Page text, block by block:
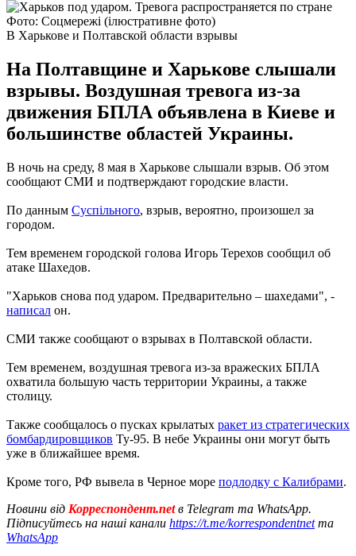
Фото: Соцмережі (ілюстративне фото)
В Харькове и Полтавской области взрывы
На Полтавщине и Харькове слышали
взрывы. Воздушная тревога из-за
движения БПЛА объявлена в Киеве и
большинстве областей Украины.
В ночь на среду, 8 мая в Харькове слышали взрыв. Об этом
сообщают СМИ и подтверждают городские власти.
По данным Суспільного, взрыв, вероятно, произошел за
городом.
Тем временем городской голова Игорь Терехов сообщил об
атаке Шахедов.
"Харьков снова под ударом. Предварительно – шахедами", -
написал он.
СМИ также сообщают о взрывах в Полтавской области.
Тем временем, воздушная тревога из-за вражеских БПЛА
охватила большую часть территории Украины, а также
столицу.
Также сообщалось о пусках крылатых ракет из стратегических
бомбардировщиков Ту-95. В небе Украины они могут быть
уже в ближайшее время.
Кроме того, РФ вывела в Черное море подлодку с Калибрами.
Новини від Корреспондент.netв Telegram та WhatsApp.
Підписуйтесь на наші канали https://t.me/korrespondentnetта
WhatsApp